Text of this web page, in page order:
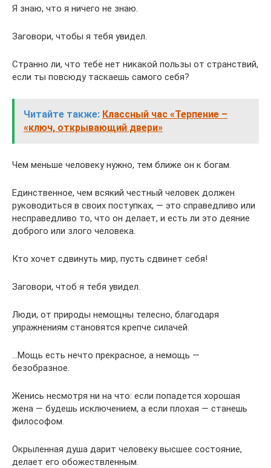
Я знаю, что я ничего не знаю.
Заговори, чтобы я тебя увидел.
Странно ли, что тебе нет никакой пользы от странствий,
если ты повсюду таскаешь самого себя?
Читайте также: Классный час «Терпение –
«ключ, открывающий двери»
Чем меньше человеку нужно, тем ближе он к богам.
Единственное, чем всякий честный человек должен
руководиться в своих поступках, — это справедливо или
несправедливо то, что он делает, и есть ли это деяние
доброго или злого человека.
Кто хочет сдвинуть мир, пусть сдвинет себя!
Заговори, чтоб я тебя увидел.
Люди, от природы немощны телесно, благодаря
упражнениям становятся крепче силачей.
…Мощь есть нечто прекрасное, а немощь —
безобразное.
Женись несмотря ни на что: если попадется хорошая
жена — будешь исключением, а если плохая — станешь
философом.
Окрыленная душа дарит человеку высшее состояние,
делает его обожествленным.